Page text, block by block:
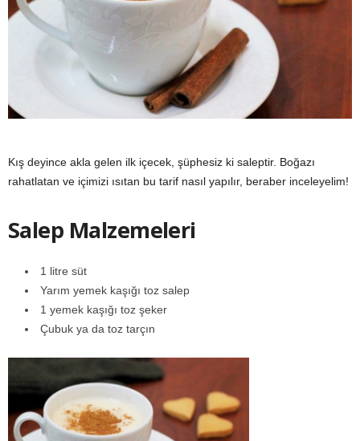
Kış deyince akla gelen ilk içecek, şüphesiz ki saleptir. Boğazı
rahatlatan ve içimizi ısıtan bu tarif nasıl yapılır, beraber inceleyelim!
Salep Malzemeleri
1 litre süt
Yarım yemek kaşığı toz salep
1 yemek kaşığı toz şeker
Çubuk ya da toz tarçın